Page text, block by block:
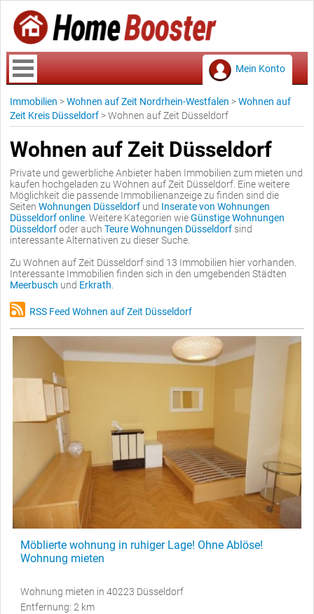
Mein Konto
Immobilien >Wohnen auf Zeit Nordrhein-Westfalen >Wohnen auf
Zeit Kreis Düsseldorf >Wohnen auf Zeit Düsseldorf
Wohnen auf Zeit Düsseldorf
Private und gewerbliche Anbieter haben Immobilien zum mieten und
kaufen hochgeladen zu Wohnen auf Zeit Düsseldorf. Eine weitere
Möglichkeit die passende Immobilienanzeige zu finden sind die
Seiten Wohnungen Düsseldorf und Inserate von Wohnungen
Düsseldorf online . Weitere Kategorien wieGünstige Wohnungen
Düsseldorfoder auch Teure Wohnungen Düsseldorf sind
interessante Alternativen zu dieser Suche.
Zu Wohnen auf Zeit Düsseldorf sind 13 Immobilien hier vorhanden.
Interessante Immobilien finden sich in den umgebenden Städten
Meerbusch und Erkrath
RSS Feed Wohnen auf Zeit Düsseldorf
Möblierte wohnung in ruhiger Lage! Ohne Ablöse!
Wohnung mieten
Wohnung mieten in 40223 Düsseldorf
Entfernung: 2 km